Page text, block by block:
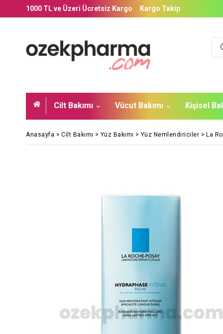
1000 TL ve Üzeri Ücretsiz Kargo Kargo Takip
Cilt Bakımı Vücut Bakımı Kişisel
Anasayfa > Cilt Bakımı > Yüz Bakımı > Yüz Nemlendiriciler > La